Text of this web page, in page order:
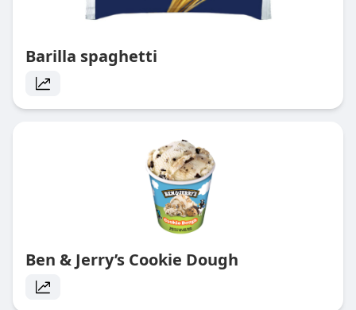
Barilla spaghetti
Ben & Jerry’s Cookie Dough